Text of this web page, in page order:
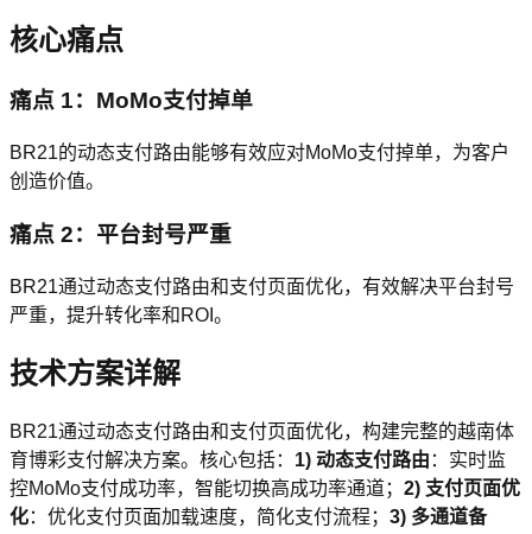
核心痛点
痛点 1：MoMo支付掉单
BR21的动态支付路由能够有效应对MoMo支付掉单，为客户
创造价值。
痛点 2：平台封号严重
BR21通过动态支付路由和支付页面优化，有效解决平台封号
严重，提升转化率和ROI。
技术方案详解
BR21通过动态支付路由和支付页面优化，构建完整的越南体
育博彩支付解决方案。核心包括： 1) 动态支付路由 ：实时监
控MoMo支付成功率，智能切换高成功率通道； 2) 支付页面优
化：优化支付页面加载速度，简化支付流程； 3) 多通道备